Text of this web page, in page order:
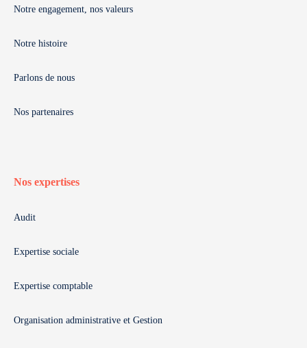
Notre engagement, nos valeurs
Notre histoire
Parlons de nous
Nos partenaires
Nos expertises
Audit
Expertise sociale
Expertise comptable
Organisation administrative et Gestion